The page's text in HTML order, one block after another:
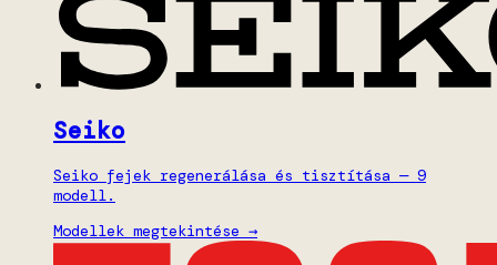
Seiko
Seiko fejek regenerálása és tisztítása — 9
modell.
Modellek megtekintése →